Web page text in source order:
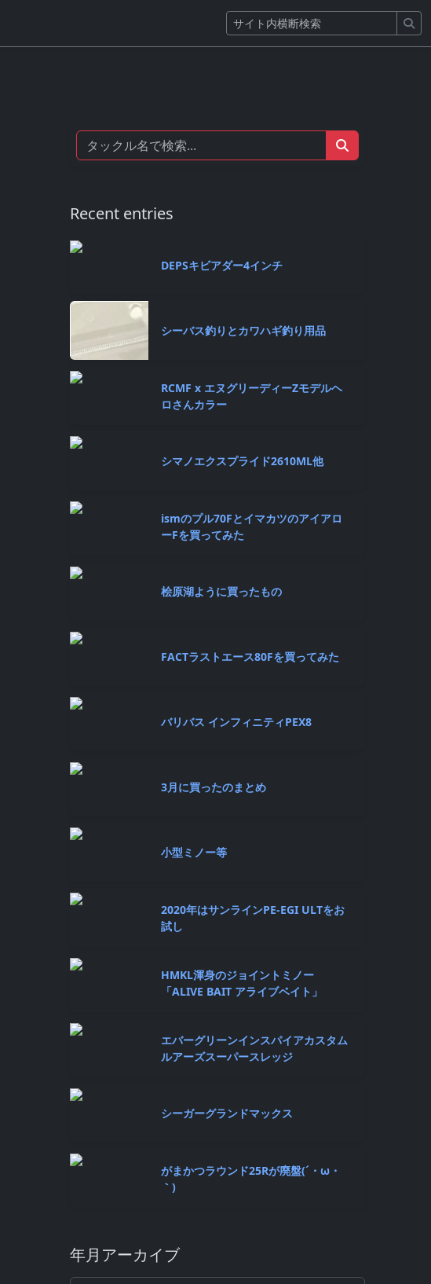
Recent entries
DEPSキビアダー4インチ
シーバス釣りとカワハギ釣り用品
RCMF x エヌグリーディーZモデルヘ
ロさんカラー
シマノエクスプライド2610ML他
ismのプル70Fとイマカツのアイアロ
ーFを買ってみた
桧原湖ように買ったもの
FACTラストエース80Fを買ってみた
バリバス インフィニティPEX8
3月に買ったのまとめ
小型ミノー等
2020年はサンラインPE-EGI ULTをお
試し
HMKL渾身のジョイントミノー
「ALIVE BAIT アライブベイト」
エバーグリーンインスパイアカスタム
ルアーズスーパースレッジ
シーガーグランドマックス
がまかつラウンド25Rが廃盤(´・ω・
｀)
年月アーカイブ